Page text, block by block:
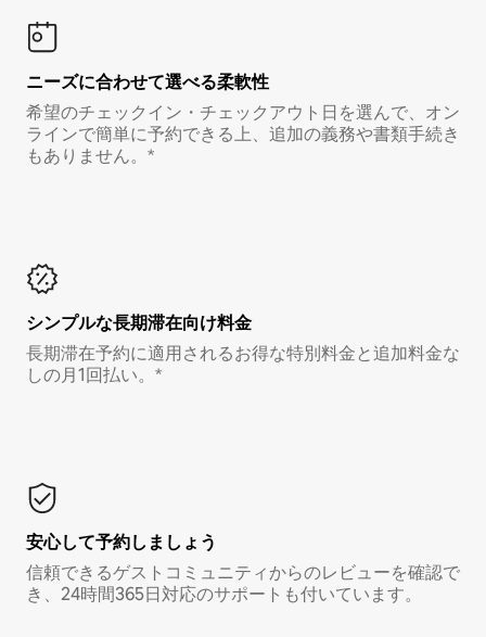
ニーズに合わせて選べる柔軟性
希望のチェックイン・チェックアウト日を選んで、オン
ラインで簡単に予約できる上、追加の義務や書類手続き
もありません。*
シンプルな長期滞在向け料金
長期滞在予約に適用されるお得な特別料金と追加料金な
しの月1回払い。*
安心して予約しましょう
信頼できるゲストコミュニティからのレビューを確認で
き、24時間365日対応のサポートも付いています。